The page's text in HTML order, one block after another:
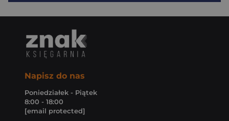
Napisz do nas
Poniedziałek - Piątek
8:00 - 18:00
[email protected]